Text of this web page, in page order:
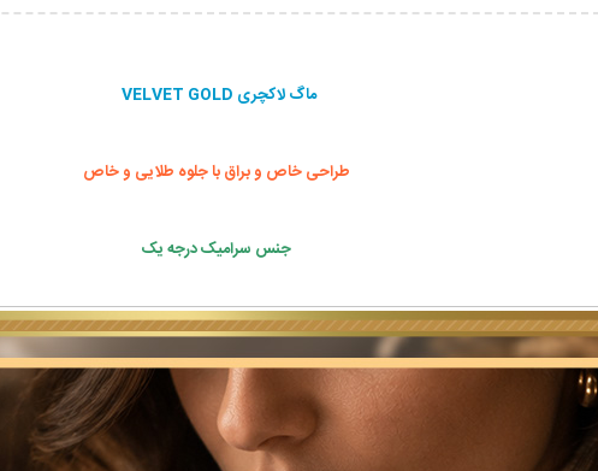
ماگ لاکچری VELVET GOLD
طراحی خاص و براق با جلوه طلایی و خاص
جنس سرامیک درجه‌ یک